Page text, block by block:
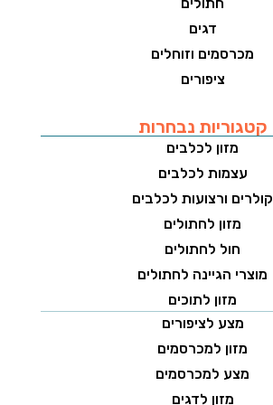
דגים
מכרסמים וזוחלים
ציפורים
קטגוריות נבחרות
מזון לכלבים
עצמות לכלבים
קולרים ורצועות לכלבים
מזון לחתולים
חול לחתולים
מוצרי הגיינה לחתולים
מזון לתוכים
מצע לציפורים
מזון למכרסמים
מצע למכרסמים
מזון לדגים